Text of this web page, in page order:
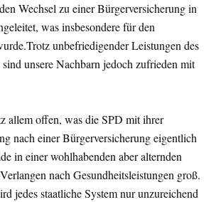
Wechsel zu einer Bürgerversicherung in
was insbesondere für den
unbefriedigender Leistungen des
sind unsere Nachbarn jedoch zufrieden mit
allem offen, was die SPD mit ihrer
nach einer Bürgerversicherung eigentlich
in einer wohlhabenden aber alternden
nach Gesundheitsleistungen groß.
jedes staatliche System nur unzureichend